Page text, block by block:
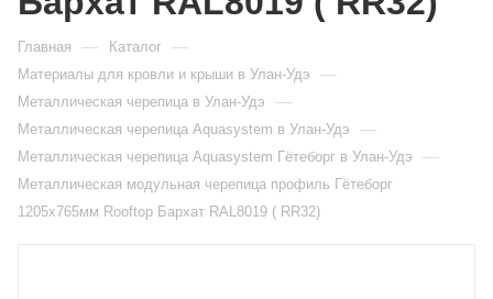
Главная — Каталог —
Материалы для кровли и крыши в Улан-Удэ —
Металлическая черепица в Улан-Удэ —
Металлическая черепица Aquasystem в Улан-Удэ —
Металлическая черепица Aquasystem Гётеборг в Улан-Удэ —
Металлическая модульная черепица профиль Гётеборг
1205х765мм Rooftop Бархат RAL8019 ( RR32)